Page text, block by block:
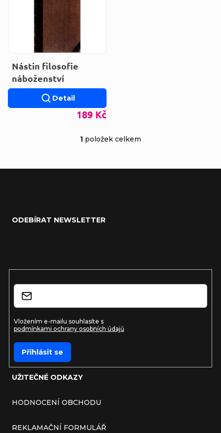
Nástin filosofie
náboženství
189 Kč
Detail
1 položek celkem
UŽITEČNÉ ODKAZY
HODNOCENÍ OBCHODU
REKLAMAČNÍ FORMULÁŘ
ODEBÍRAT NEWSLETTER
Vložením e-mailu souhlasíte s
podmínkami ochrany osobních údajů
Přihlásit se